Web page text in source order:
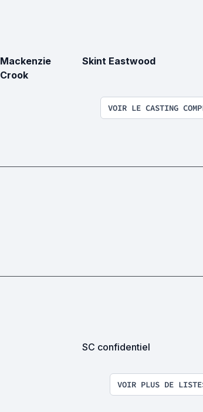
Mackenzie
Crook
Skint Eastwood
VOIR LE CASTING
SC confidentiel
VOIR PLUS DE